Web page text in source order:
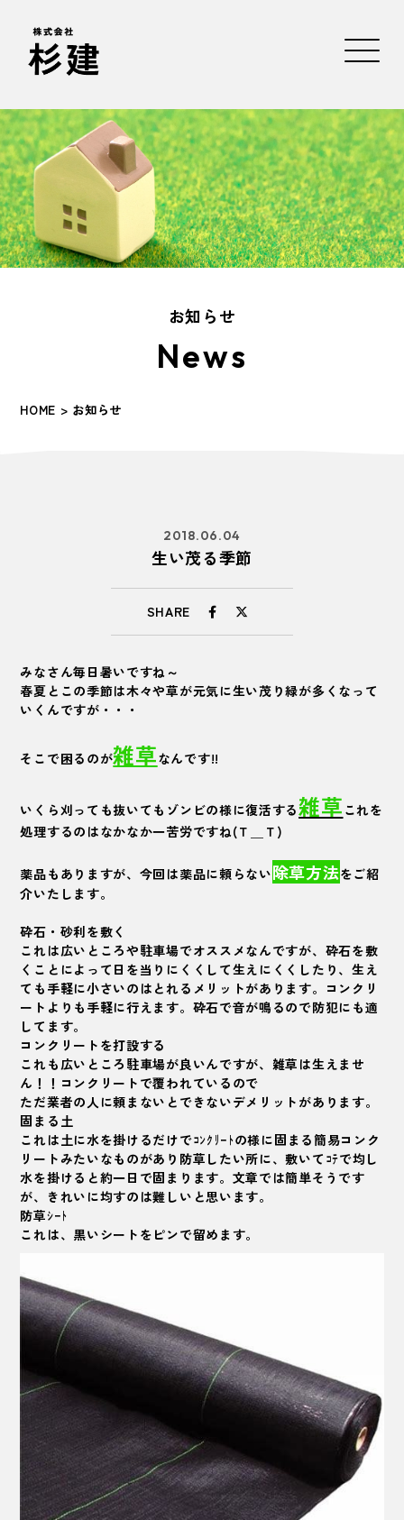
お知らせ
News
HOME > お知らせ
2018.06.04
生い茂る季節
SHARE
みなさん毎日暑いですね～
春夏とこの季節は木々や草が元気に生い茂り緑が多くなって
いくんですが・・・
そこで困るのが雑草なんです!!
いくら刈っても抜いてもゾンビの様に復活する雑草 これを
処理するのはなかなか一苦労ですね(Ｔ＿Ｔ)
薬品もありますが、今回は薬品に頼らない除草方法をご紹
介いたします。
砕石・砂利を敷く
これは広いところや駐車場でオススメなんですが、砕石を敷
くことによって日を当りにくくして生えにくくしたり、生え
ても手軽に小さいのはとれるメリットがあります。コンクリ
ートよりも手軽に行えます。砕石で音が鳴るので防犯にも適
してます。
コンクリートを打設する
これも広いところ駐車場が良いんですが、雑草は生えませ
ん！！コンクリートで覆われているので
ただ業者の人に頼まないとできないデメリットがあります。
固まる土
これは土に水を掛けるだけでｺﾝｸﾘｰﾄの様に固まる簡易コンク
リートみたいなものがあり防草したい所に、敷いてｺﾃで均し
水を掛けると約一日で固まります。文章では簡単そうです
が、きれいに均すのは難しいと思います。
防草ｼｰﾄ
これは、黒いシートをピンで留めます。